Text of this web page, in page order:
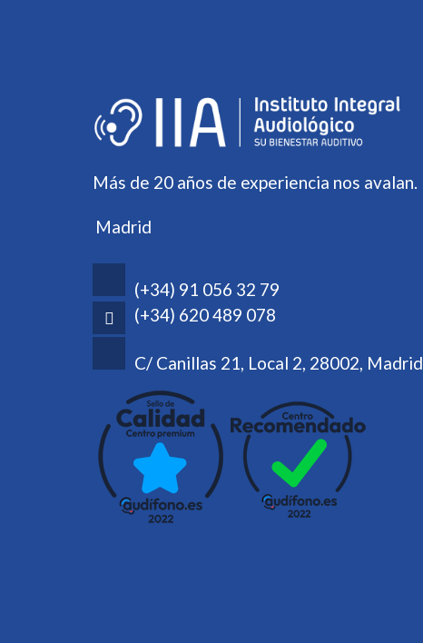
Más de 20 años de experiencia nos avalan.
Madrid
(+34) 91 056 32 79
(+34) 620 489 078
C/ Canillas 21, Local 2, 28002, Madrid